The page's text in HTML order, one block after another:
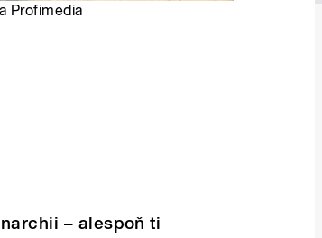
Profimedia
– alespoň ti